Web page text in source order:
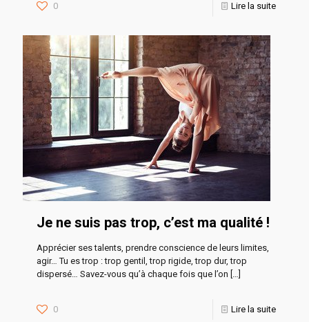
0 Lire la suite
Je ne suis pas trop, c’est ma qualité !
Apprécier ses talents, prendre conscience de leurs limites,
agir… Tu es trop : trop gentil, trop rigide, trop dur, trop
dispersé… Savez-vous qu’à chaque fois que l’on […]
0 Lire la suite